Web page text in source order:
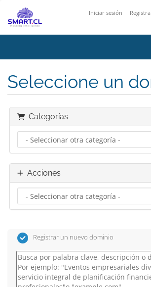
Iniciar sesión
Seleccione un
Categorías
Acciones
Registrar un nuevo dominio